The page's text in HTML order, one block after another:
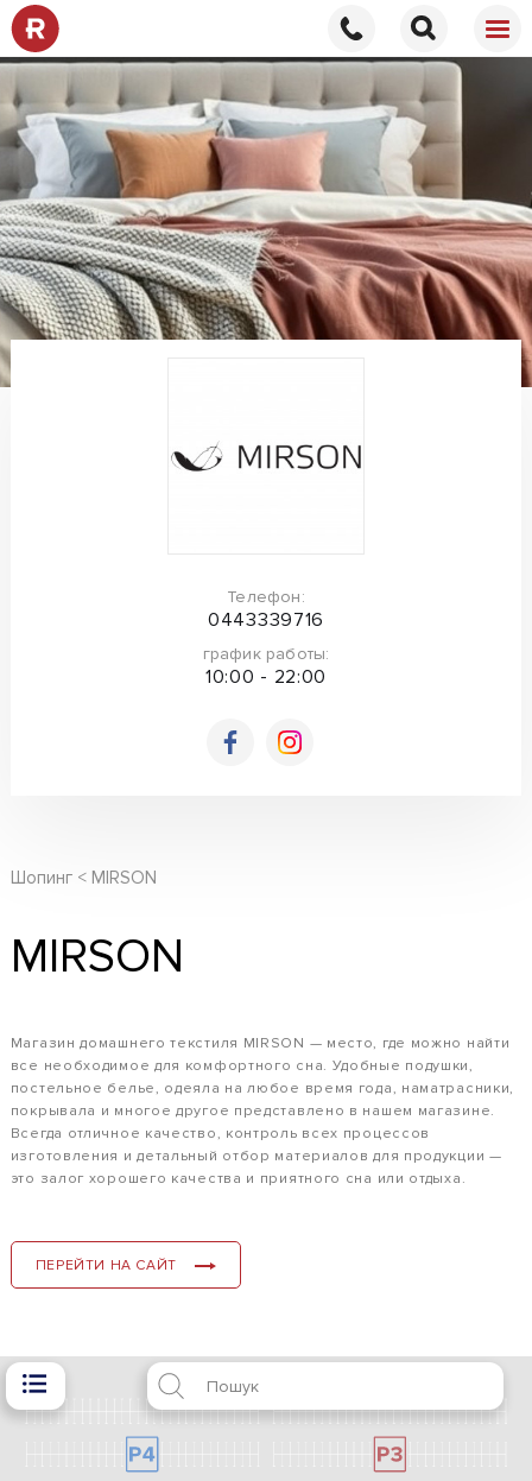
Телефон:
0443339716
график работы:
10:00 - 22:00
Шопинг MIRSON
MIRSON
Магазин домашнего текстиля MIRSON — место, где можно найти
все необходимое для комфортного сна. Удобные подушки,
постельное белье, одеяла на любое время года, наматрасники,
покрывала и многое другое представлено в нашем магазине.
Всегда отличное качество, контроль всех процессов
изготовления и детальный отбор материалов для продукции —
это залог хорошего качества и приятного сна или отдыха.
ПЕРЕЙТИ НА САЙТ